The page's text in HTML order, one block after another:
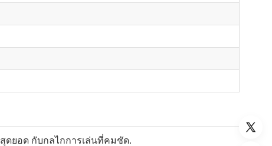
ดยอด กับกลไกการเล่นที่คมชัด.